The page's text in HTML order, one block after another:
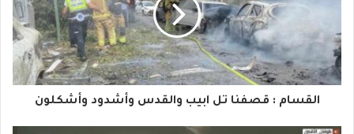
د
ك
ا
القسام : قصفنا تل ابيب والقدس وأشدود وأشكلون